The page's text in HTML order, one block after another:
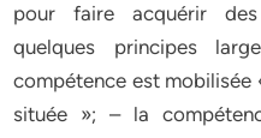
pour faire acquérir
quelques principes
compétence est mobilisée
située »; – la